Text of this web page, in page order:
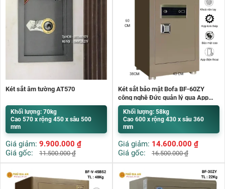
Két sắt âm tường AT570
Khối lượng: 70kg
Cao 570 x rộng 450 x sâu 500
mm
Giá giảm: 9.900.000 ₫
Giá gốc:
11.500.000₫
Két sắt bảo mật Bofa BF-60ZY
công nghệ Đức quản lý qua App
điện thoại
Khối lượng: 58kg
Cao 600 x rộng 430 x sâu 360
mm
Giá giảm: 14.600.000 ₫
Giá gốc:
16.500.000₫